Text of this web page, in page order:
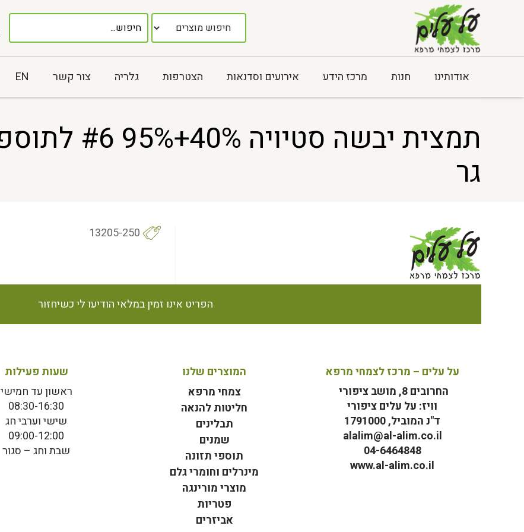
אודותינו חנות מרכז הידע אירועים וסדנאות הצטרפות גלריה צור קשר EN
גר
13205-250
הפריט אינו זמין במלאי הודיעו לי כשיחזור
על עלים – מרכז לצמחי מרפא
החרובים 8, מושב ציפורי
וויז: על עלים ציפורי
ד"נ המוביל, 1791000
alalim@al-alim.co.il
04-6464848
www.al-alim.co.il
המוצרים שלנו
צמחי מרפא
חליטות להנאה
תבלינים
שמנים
תוספי תזונה
מינרלים וחומרי גלם
מוצרי מורינגה
פטריות
אביזרים
שעות פעילות
ראשון עד חמישי
08:30-16:30
שישי וערבי חג
09:00-12:00
שבת וחג – סגור